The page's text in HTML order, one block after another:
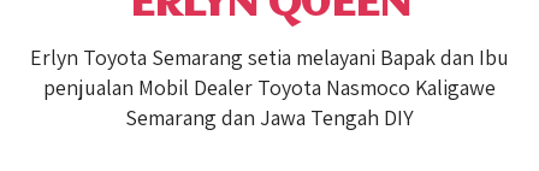
Erlyn Toyota Semarang setia melayani Bapak dan Ibu
penjualan Mobil Dealer Toyota Nasmoco Kaligawe
Semarang dan Jawa Tengah DIY